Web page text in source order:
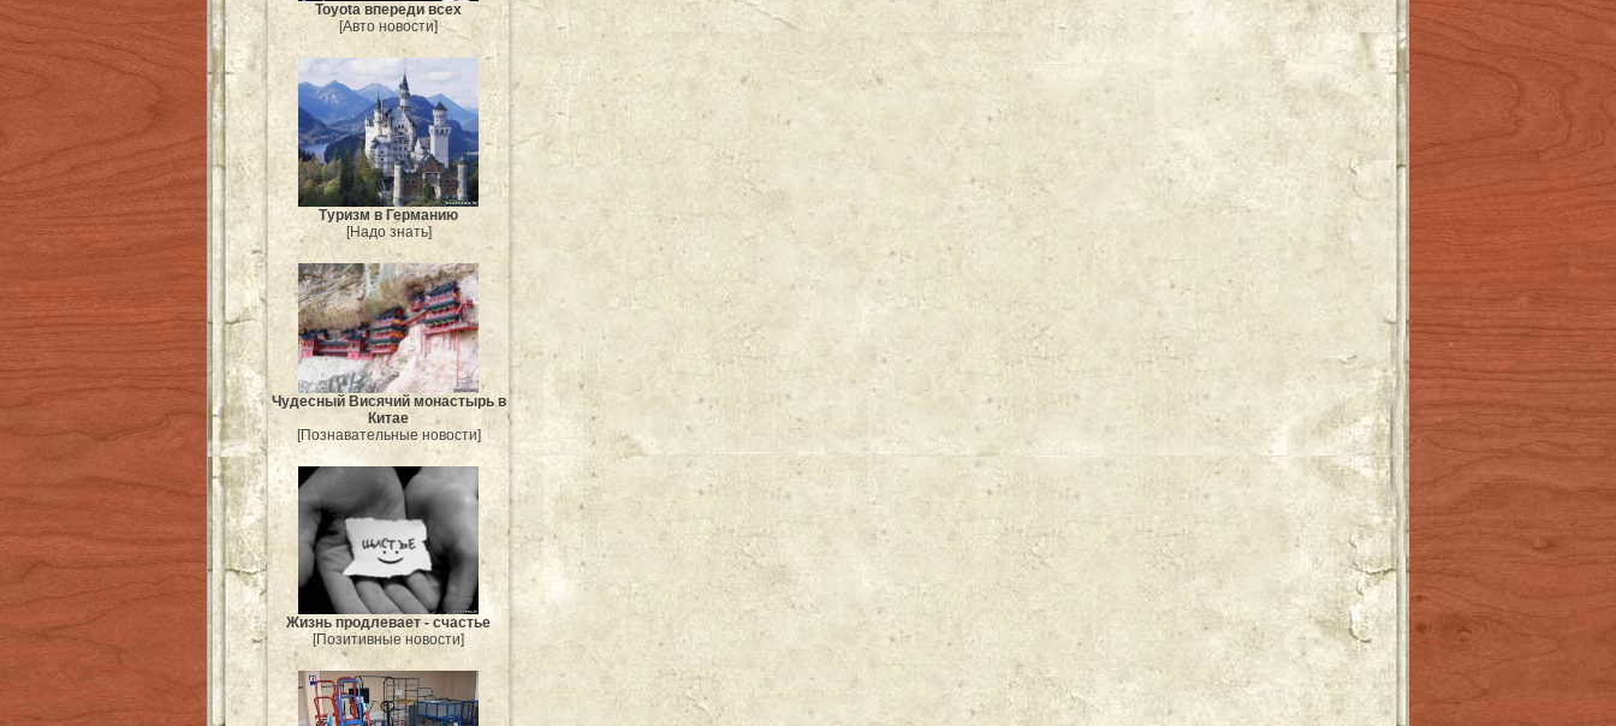
Toyota впереди всех
[Авто новости]
Туризм в Германию
[Надо знать]
Чудесный Висячий монастырь в
Китае
[Познавательные новости]
Жизнь продлевает - счастье
[Позитивные новости]